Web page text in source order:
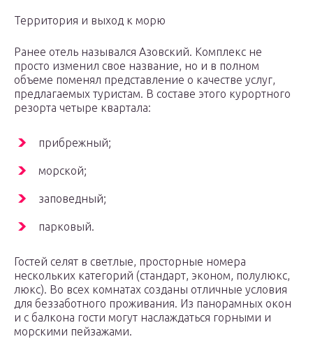
Территория и выход к морю
Ранее отель назывался Азовский. Комплекс не
просто изменил свое название, но и в полном
объеме поменял представление о качестве услуг,
предлагаемых туристам. В составе этого курортного
резорта четыре квартала:
прибрежный;
морской;
заповедный;
парковый.
Гостей селят в светлые, просторные номера
нескольких категорий (стандарт, эконом, полулюкс,
люкс). Во всех комнатах созданы отличные условия
для беззаботного проживания. Из панорамных окон
и с балкона гости могут наслаждаться горными и
морскими пейзажами.